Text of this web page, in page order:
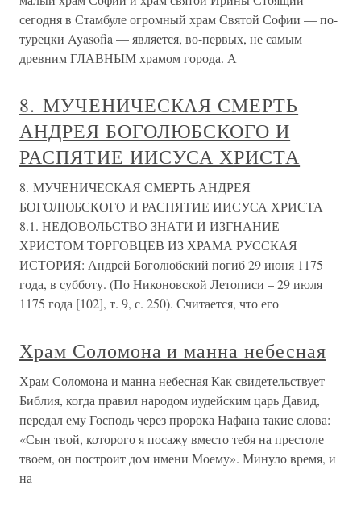
сегодня в Стамбуле огромный храм Святой Софии — по-
турецки Ayasofia — является, во-первых, не самым
древним ГЛАВНЫМ храмом города. А
8. МУЧЕНИЧЕСКАЯ СМЕРТЬ
АНДРЕЯ БОГОЛЮБСКОГО И
РАСПЯТИЕ ИИСУСА ХРИСТА
8. МУЧЕНИЧЕСКАЯ СМЕРТЬ АНДРЕЯ
БОГОЛЮБСКОГО И РАСПЯТИЕ ИИСУСА ХРИСТА
8.1. НЕДОВОЛЬСТВО ЗНАТИ И ИЗГНАНИЕ
ХРИСТОМ ТОРГОВЦЕВ ИЗ ХРАМА РУССКАЯ
ИСТОРИЯ: Андрей Боголюбский погиб 29 июня 1175
года, в субботу. (По Никоновской Летописи – 29 июля
1175 года [102], т. 9, с. 250). Считается, что его
Храм Соломона и манна небесная
Храм Соломона и манна небесная Как свидетельствует
Библия, когда правил народом иудейским царь Давид,
передал ему Господь через пророка Нафана такие слова:
«Сын твой, которого я посажу вместо тебя на престоле
твоем, он построит дом имени Моему». Минуло время, и
на